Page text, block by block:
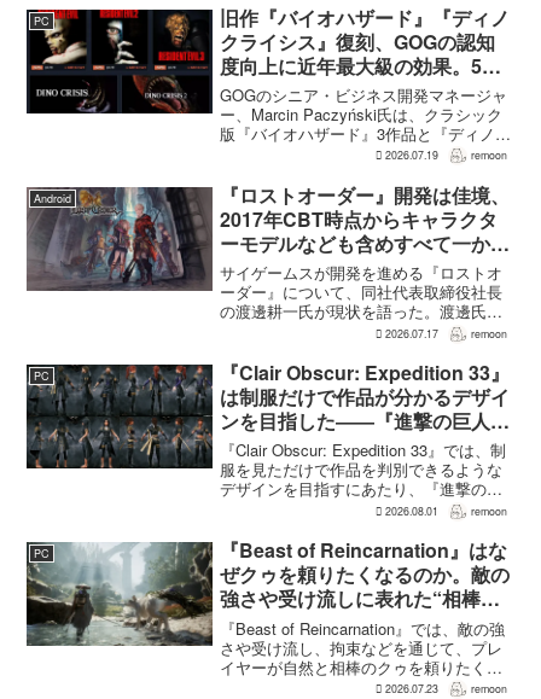
を担う。ファミ通のメールインタビュー
で本作のプロデューサ...
PC
旧作『バイオハザード』『ディノ
クライシス』復刻、GOGの認知
度向上に近年最大級の効果。5作
品は90％超の肯定的評価
GOGのシニア・ビジネス開発マネージャ
ー、Marcin Paczyński氏は、クラシック
版『バイオハザード』3作品と『ディノク
ライシス』2作品の復刻が、近年のGOG
上に認知度向上へ貢献したと語った。現
在...
2026.07.19 remoon
Android
『ロストオーダー』開発は佳境、
2017年CBT時点からキャラクタ
ーモデルなども含めすべて一から
作り直し
サイゲームスが開発を進める『ロストオ
ーダー』について、同社代表取締役社長
の渡邊耕一氏が現状を語った。渡邊氏に
よれば、開発はいままさに佳境を迎えて
ーモデルなども含めて、すべて一から作
り直しているという...
2026.07.17 remoon
PC
『Clair Obscur: Expedition 33』
は制服だけで作品が分かるデザイ
ンを目指した――『進撃の巨人』
の制服と『BLEACH』のキャラ
造形が影響
『Clair Obscur: Expedition 33』では、制
服を見ただけで作品を判別できるような
デザインを目指すにあたり、『進撃の巨
人』を参考にしたという。あわせて、キ
ルで印象に残るデザインから...
2026.08.01 remoon
PC
『Beast of Reincarnation』はな
ぜクゥを頼りたくなるのか。敵の
強さや受け流しに表れた“相棒と
の共闘”設計
『Beast of Reincarnation』では、敵の強
さや受け流し、拘束などを通じて、プレ
イヤーが自然と相棒のクゥを頼りたくな
る戦闘が設計されている。そうした設計
2026.07.23 remoon